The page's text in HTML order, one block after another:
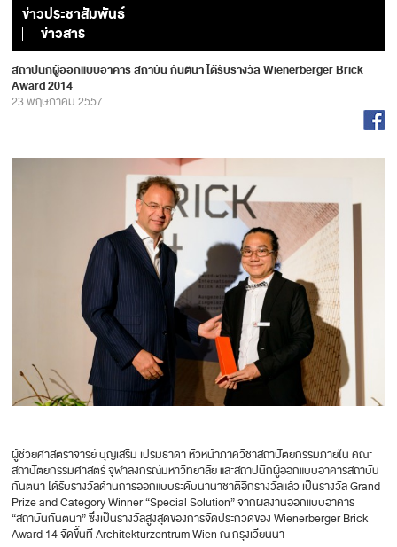
ข่าวประชาสัมพันธ์
ข่าวสาร
สถาปนิกผู้ออกแบบอาคาร สถาบัน กันตนา ได้รับรางวัล Wienerberger Brick
Award 2014
23 พฤษภาคม 2557
ผู้ช่วยศาสตราจารย์ บุญเสริม เปรมธาดา หัวหน้าภาควิชาสถาปัตยกรรมภายใน คณะ
สถาปัตยกรรมศาสตร์ จุฬาลงกรณ์มหาวิทยาลัย และสถาปนิกผู้ออกแบบอาคารสถาบัน
กันตนา ได้รับรางวัลด้านการออกแบบระดับนานาชาติอีกรางวัลแล้ว เป็นรางวัล Grand
Prize and Category Winner “Special Solution” จากผลงานออกแบบอาคาร
“สถาบันกันตนา” ซึ่งเป็นรางวัลสูงสุดของการจัดประกวดของ Wienerberger Brick
Award 14 จัดขึ้นที่ Architekturzentrum Wien ณ กรุงเวียนนา